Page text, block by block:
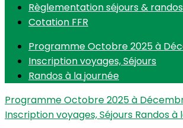
Règlementation séjours & randos
Cotation FFR
Programme Octobre 2025 à
Inscription voyages, Séjours
Randos à la journée
Programme Octobre 2025 à
Inscription voyages, Séjours Randos à